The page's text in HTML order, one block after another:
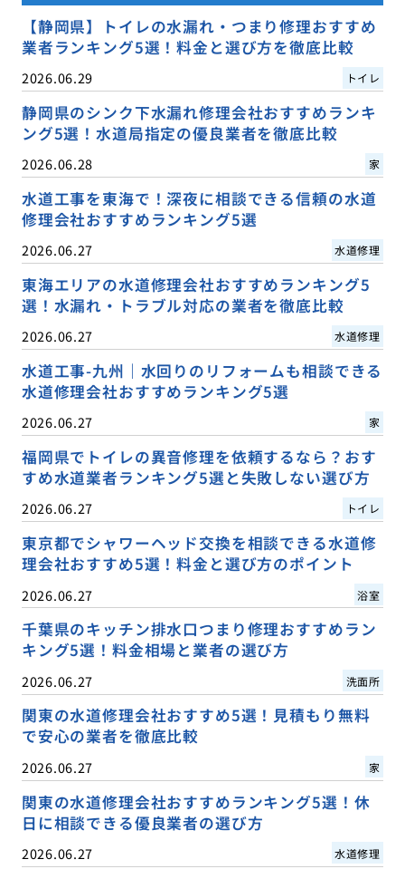
【静岡県】トイレの水漏れ・つまり修理おすすめ
業者ランキング5選！料金と選び方を徹底比較
2026.06.29 トイレ
静岡県のシンク下水漏れ修理会社おすすめランキ
ング5選！水道局指定の優良業者を徹底比較
2026.06.28 家
水道工事を東海で！深夜に相談できる信頼の水道
修理会社おすすめランキング5選
2026.06.27 水道修理
東海エリアの水道修理会社おすすめランキング5
選！水漏れ・トラブル対応の業者を徹底比較
2026.06.27 水道修理
水道工事-九州｜水回りのリフォームも相談できる
水道修理会社おすすめランキング5選
2026.06.27 家
福岡県でトイレの異音修理を依頼するなら？おす
すめ水道業者ランキング5選と失敗しない選び方
2026.06.27 トイレ
東京都でシャワーヘッド交換を相談できる水道修
理会社おすすめ5選！料金と選び方のポイント
2026.06.27 浴室
千葉県のキッチン排水口つまり修理おすすめラン
キング5選！料金相場と業者の選び方
2026.06.27 洗面所
関東の水道修理会社おすすめ5選！見積もり無料
で安心の業者を徹底比較
2026.06.27 家
関東の水道修理会社おすすめランキング5選！休
日に相談できる優良業者の選び方
2026.06.27 水道修理